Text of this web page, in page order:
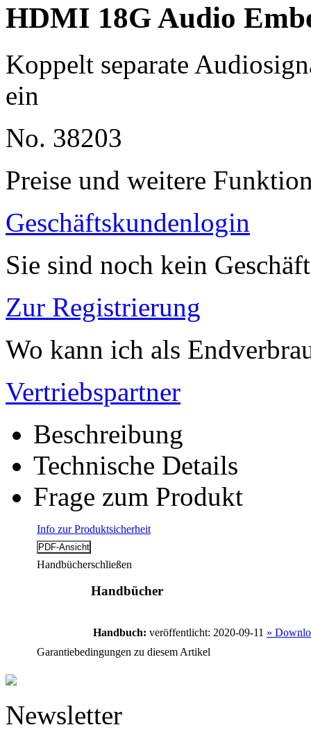
HDMI 18G Audio
Koppelt separate
ein
No. 38203
Preise und weitere
Geschäftskundenlogin
Sie sind noch kein
Zur Registrierung
Wo kann ich als
Vertriebspartner
Beschreibung
Technische Details
Frage zum Produkt
Info zur Produktsicherheit
Handbücherschließen
Handbücher
Handbuch: veröffentlicht: 2020-09-11 »
Garantiebedingungen zu diesem Artikel
Newsletter